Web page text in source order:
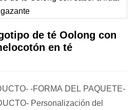
de té Oolong con
en té
-FORMA DEL PAQUETE-
Personalización del